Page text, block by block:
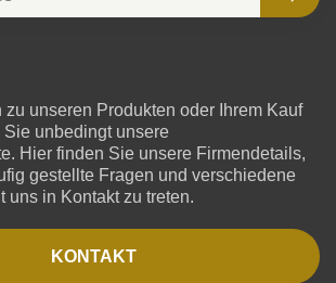
unseren Produkten oder Ihrem Kauf
unbedingt unsere
Hier finden Sie unsere Firmendetails,
gestellte Fragen und verschiedene
uns in Kontakt zu treten.
KONTAKT